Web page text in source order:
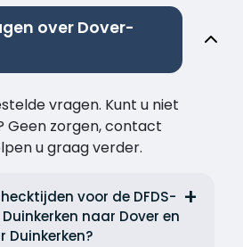
over Dover-
vragen. Kunt u niet
Geen zorgen, contact
u graag verder.
voor de DFDS-
naar Dover en
Duinkerken?